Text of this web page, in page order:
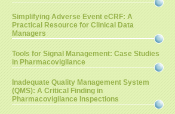
Simplifying Adverse Event eCRF: A
Practical Resource for Clinical Data
Managers
Tools for Signal Management: Case Studies
in Pharmacovigilance
Inadequate Quality Management System
(QMS): A Critical Finding in
Pharmacovigilance Inspections